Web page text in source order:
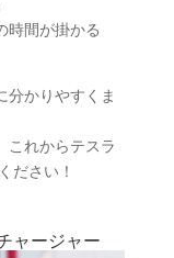
時間が掛かる
分かりやすくま
これからテスラ
ださい！
ャージャー